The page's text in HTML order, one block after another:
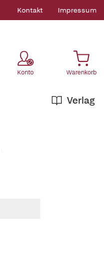
Kontakt Impressum
Konto Warenkorb
Verlag